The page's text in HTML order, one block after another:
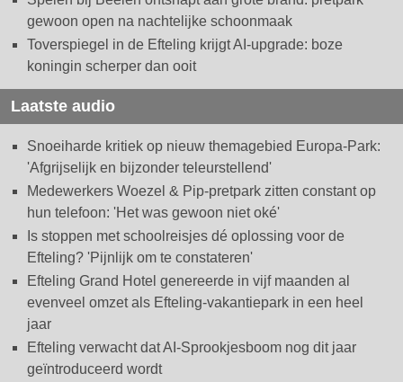
gewoon open na nachtelijke schoonmaak
Toverspiegel in de Efteling krijgt AI-upgrade: boze
koningin scherper dan ooit
Laatste audio
Snoeiharde kritiek op nieuw themagebied Europa-Park:
'Afgrijselijk en bijzonder teleurstellend'
Medewerkers Woezel & Pip-pretpark zitten constant op
hun telefoon: 'Het was gewoon niet oké'
Is stoppen met schoolreisjes dé oplossing voor de
Efteling? 'Pijnlijk om te constateren'
Efteling Grand Hotel genereerde in vijf maanden al
evenveel omzet als Efteling-vakantiepark in een heel
jaar
Efteling verwacht dat AI-Sprookjesboom nog dit jaar
geïntroduceerd wordt